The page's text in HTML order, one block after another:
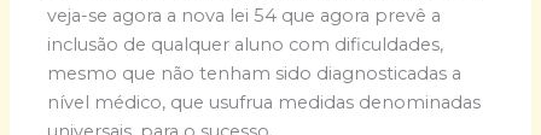
veja-se agora a nova lei 54 que agora prevê a
inclusão de qualquer aluno com dificuldades,
mesmo que não tenham sido diagnosticadas a
nível médico, que usufrua medidas denominadas